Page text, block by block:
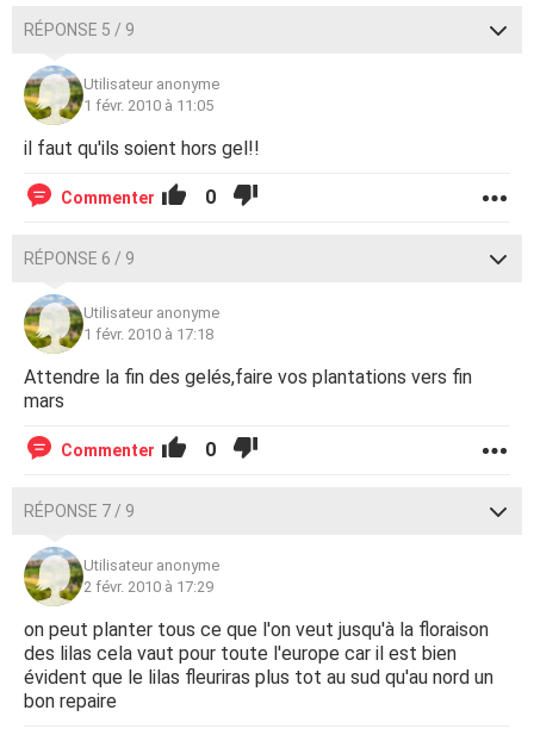
RÉPONSE 5 / 9
Utilisateur anonyme
1 févr. 2010 à 11:05
il faut qu'ils soient hors gel!!
Commenter 0
RÉPONSE 6 / 9
Utilisateur anonyme
1 févr. 2010 à 17:18
Attendre la fin des gelés,faire vos plantations vers fin
mars
Commenter 0
RÉPONSE 7 / 9
Utilisateur anonyme
2 févr. 2010 à 17:29
on peut planter tous ce que l'on veut jusqu'à la floraison
des lilas cela vaut pour toute l'europe car il est bien
évident que le lilas fleuriras plus tot au sud qu'au nord un
bon repaire